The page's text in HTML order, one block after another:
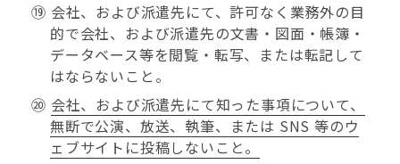
⑲ 会社、および派遣先にて、許可なく業務外の目
的で会社、および派遣先の文書・図面・帳簿・
データベース等を閲覧・転写、または転記して
はならないこと。
⑳ 会社、および派遣先にて知った事項について、
無断で公演、放送、執筆、または SNS 等のウ
ェブサイトに投稿しないこと。